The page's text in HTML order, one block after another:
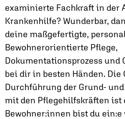
examinierte Fachkraft in der
Krankenhilfe? Wunderbar,
deine maßgefertigte,
Bewohnerorientierte Pflege,
Dokumentationsprozess und
bei dir in besten Händen.
Durchführung der Grund-
mit den Pflegehilfskräften ist
Bewohner:innen bist du ein:e